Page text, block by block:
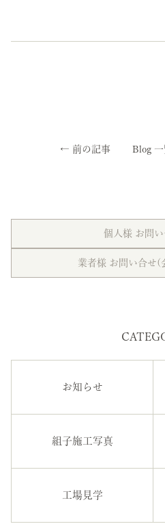
← 前の記事 Blog 一
個人様 お問い
業者様 お問い合せ(
お知らせ
組子施工写真
工場見学